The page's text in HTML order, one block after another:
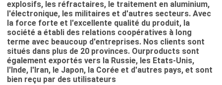
explosifs, les réfractaires, le traitement en aluminium,
l'électronique, les militaires et d'autres secteurs. Avec
la force forte et l'excellente qualité du produit, la
société a établi des relations coopératives à long
terme avec beaucoup d'entreprises. Nos clients sont
situés dans plus de 20 provinces. Ourproducts sont
également exportés vers la Russie, les Etats-Unis,
l'Inde, l'Iran, le Japon, la Corée et d'autres pays, et sont
bien reçu par des utilisateurs